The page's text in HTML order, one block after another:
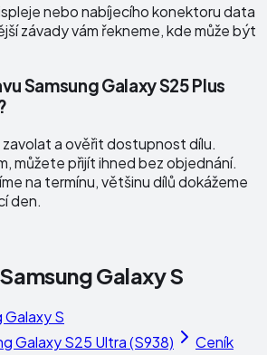
nebo nabíjecího konektoru data
závady vám řekneme, kde může být
Samsung Galaxy S25 Plus
a ověřit dostupnost dílu.
můžete přijít ihned bez objednání.
na termínu, většinu dílů dokážeme
den.
Samsung Galaxy S
Galaxy S
Galaxy S25 Ultra (S938)
Ceník